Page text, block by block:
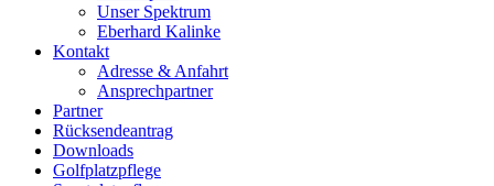
Unser Spektrum
Eberhard Kalinke
Kontakt
Adresse & Anfahrt
Ansprechpartner
Partner
Rücksendeantrag
Downloads
Golfplatzpflege